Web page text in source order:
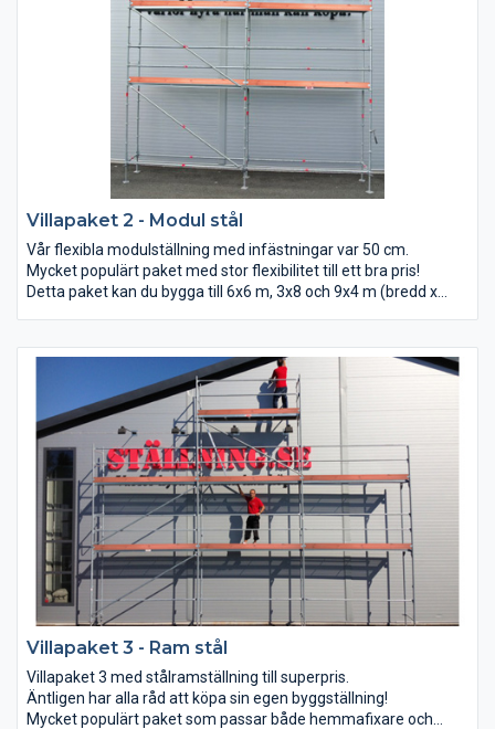
Villapaket 2 - Modul stål
Vår flexibla modulställning med infästningar var 50 cm.
Mycket populärt paket med stor flexibilitet till ett bra pris!
Detta paket kan du bygga till 6x6 m, 3x8 och 9x4 m (bredd x
Villapaket 3 - Ram stål
Villapaket 3 med stålramställning till superpris.
Äntligen har alla råd att köpa sin egen byggställning!
Mycket populärt paket som passar både hemmafixare och